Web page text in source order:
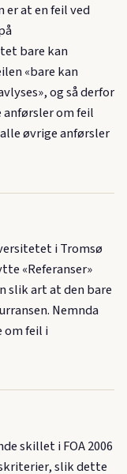
er at en feil ved
bare kan
«bare kan
og så derfor
om feil
øvrige anførsler
i Tromsø
«Referanser»
slik art at den bare
Nemnda
om feil i
skillet i FOA 2006
slik dette